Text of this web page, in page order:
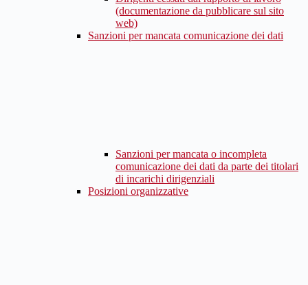
(documentazione da pubblicare sul sito
web)
Sanzioni per mancata comunicazione dei dati
Sanzioni per mancata o incompleta
comunicazione dei dati da parte dei titolari
di incarichi dirigenziali
Posizioni organizzative